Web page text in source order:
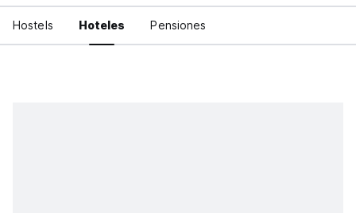
Hostels Hoteles Pensiones